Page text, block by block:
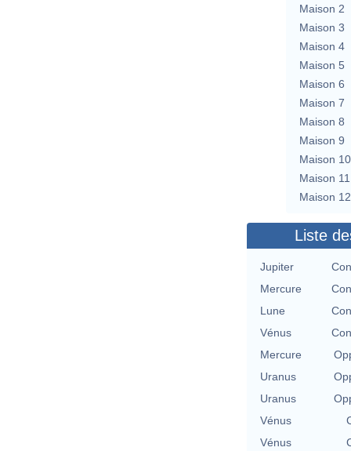
Maison 2
Maison 3
Maison 4
Maison 5
Maison 6
Maison 7
Maison 8
Maison 9
Maison 10
Maison 11
Maison 12
Liste
Jupiter
Mercure
Lune
Vénus
Mercure
Uranus
Uranus
Vénus
Vénus